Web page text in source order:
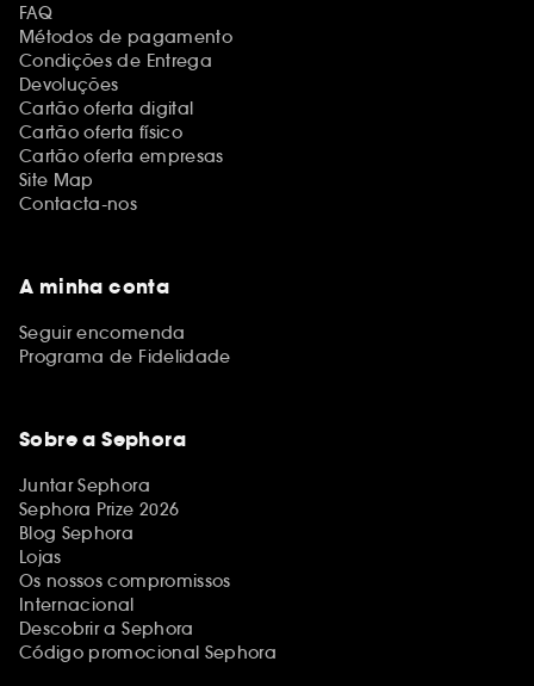
FAQ
Métodos de pagamento
Condições de Entrega
Devoluções
Cartão oferta digital
Cartão oferta físico
Cartão oferta empresas
Site Map
Contacta-nos
A minha conta
Seguir encomenda
Programa de Fidelidade
Sobre a Sephora
Juntar Sephora
Sephora Prize 2026
Blog Sephora
Lojas
Os nossos compromissos
Internacional
Descobrir a Sephora
Código promocional Sephora